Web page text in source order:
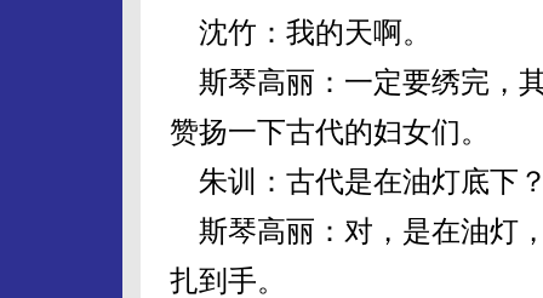
沈竹：我的天啊。
斯琴高丽：一定要绣完，
赞扬一下古代的妇女们。
朱训：古代是在油灯底下
斯琴高丽：对，是在油灯
扎到手。